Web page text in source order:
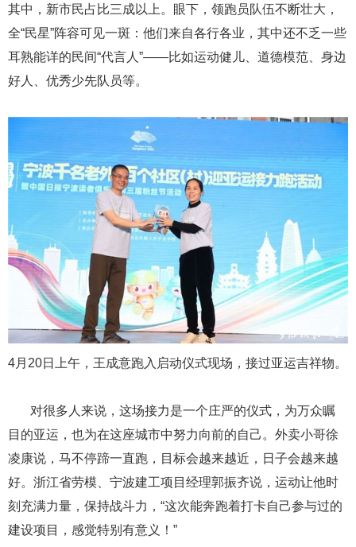
其中，新市民占比三成以上。眼下，领跑员队伍不断壮大，
全“民星”阵容可见一斑：他们来自各行各业，其中还不乏一些
耳熟能详的民间“代言人”——比如运动健儿、道德模范、身边
好人、优秀少先队员等。
4月20日上午，王成意跑入启动仪式现场，接过亚运吉祥物。
对很多人来说，这场接力是一个庄严的仪式，为万众瞩
目的亚运，也为在这座城市中努力向前的自己。外卖小哥徐
凌康说，马不停蹄一直跑，目标会越来越近，日子会越来越
好。浙江省劳模、宁波建工项目经理郭振齐说，运动让他时
刻充满力量，保持战斗力，“这次能奔跑着打卡自己参与过的
建设项目，感觉特别有意义！”